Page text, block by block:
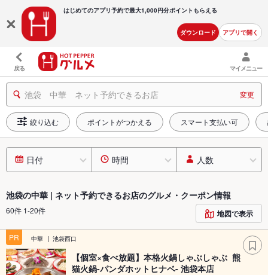
はじめてのアプリ予約で最大1,000円分ポイントもらえる
ダウンロード アプリで開く
戻る マイメニュー
池袋 中華 ネット予約できるお店 変更
絞り込む ポイントがつかえる スマート支払い可
日付 時間 人数
池袋の中華 | ネット予約できるお店のグルメ・クーポン情報
60件 1-20件 地図で表示
PR 中華 池袋西口
【個室×食べ放題】本格火鍋しゃぶしゃぶ 熊
猫火鍋-パンダホットヒナベ- 池袋本店